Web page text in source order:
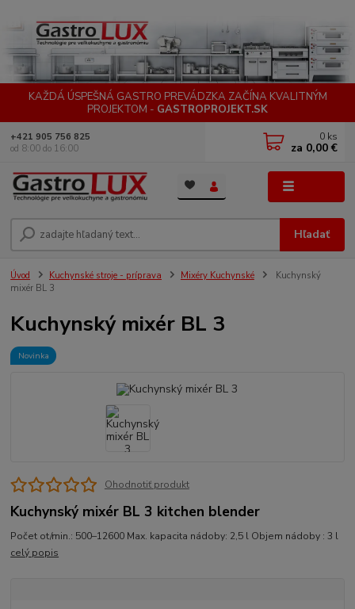
KAŽDÁ ÚSPEŠNÁ GASTRO PREVÁDZKA ZAČÍNA KVALITNÝM
PROJEKTOM - GASTROPROJEKT.SK
Hľadať
+421 905 756 825
od 8:00 do 16:00
0 ks
za 0,00 €
Úvod Kuchynské stroje - príprava Mixéry Kuchynské
Kuchynský
mixér BL 3
Kuchynský mixér BL 3
Novinka
Ohodnotiť produkt
Kuchynský mixér BL 3 kitchen blender
Počet ot/min.: 500–12600 Max. kapacita nádoby: 2,5 l Objem nádoby : 3 l
celý popis